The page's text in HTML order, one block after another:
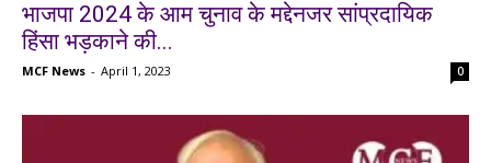
भाजपा 2024 के आम चुनाव के मद्देनजर सांप्रदायिक
हिंसा भड़काने की...
MCF News - April 1, 2023 0